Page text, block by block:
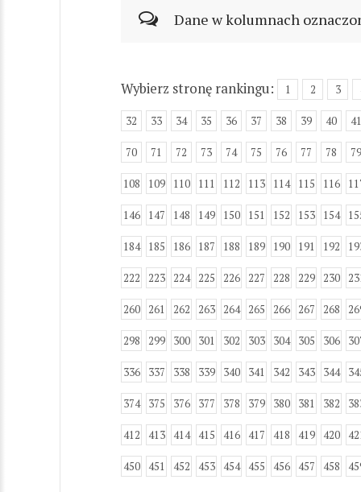
Dane w kolumnach
Wybierz stronę rankingu: 1 2 3
32 33 34 35 36 37 38 39 40 41
70 71 72 73 74 75 76 77 78 79
108 109 110 111 112 113 114 115 116
146 147 148 149 150 151 152 153 154
184 185 186 187 188 189 190 191 192
222 223 224 225 226 227 228 229 230
260 261 262 263 264 265 266 267 268
298 299 300 301 302 303 304 305 306
336 337 338 339 340 341 342 343 344
374 375 376 377 378 379 380 381 382
412 413 414 415 416 417 418 419 420
450 451 452 453 454 455 456 457 458